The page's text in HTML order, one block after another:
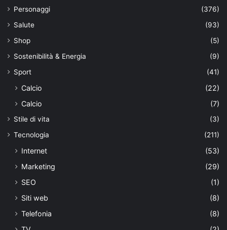
Personaggi
(376)
Salute
(93)
Shop
(5)
Sostenibilità & Energia
(9)
Sport
(41)
Calcio
(22)
Calcio
(7)
Stile di vita
(3)
Tecnologia
(211)
Internet
(53)
Marketing
(29)
SEO
(1)
Siti web
(8)
Telefonia
(8)